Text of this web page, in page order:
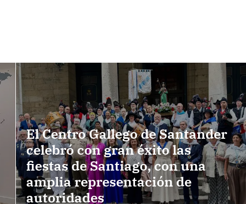
El Centro Gallego de Santander
celebró con gran éxito las
fiestas de Santiago, con una
amplia representación de
autoridades